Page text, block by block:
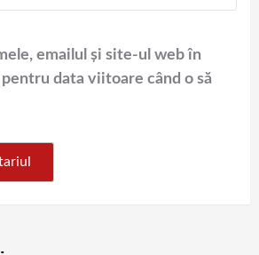
emailul și site-ul web în
data viitoare când o să